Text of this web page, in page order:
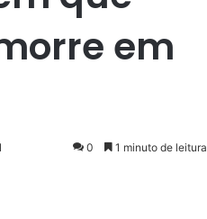
em
0 1 minuto de leitura